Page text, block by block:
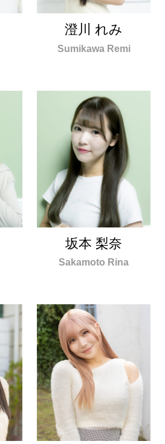
澄川 れみ
Sumikawa Remi
坂本 梨奈
Sakamoto Rina